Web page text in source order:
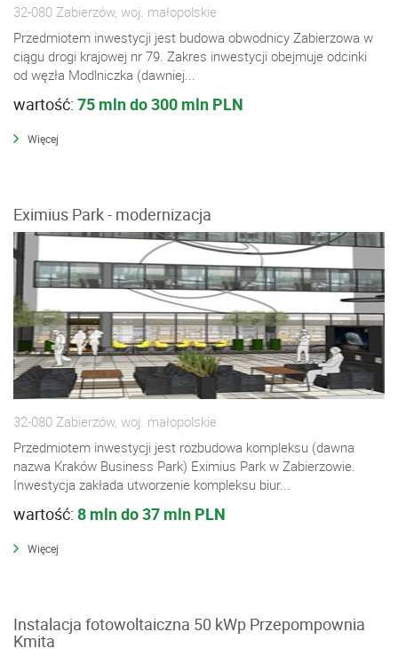
32-080 Zabierzów, woj. małopolskie
Przedmiotem inwestycji jest budowa obwodnicy Zabierzowa w
ciągu drogi krajowej nr 79. Zakres inwestycji obejmuje odcinki
od węzła Modlniczka (dawniej...
wartość: 75 mln do 300 mln PLN
Więcej
Eximius Park - modernizacja
32-080 Zabierzów, woj. małopolskie
Przedmiotem inwestycji jest rozbudowa kompleksu (dawna
nazwa Kraków Business Park) Eximius Park w Zabierzowie.
Inwestycja zakłada utworzenie kompleksu biur...
wartość: 8 mln do 37 mln PLN
Więcej
Instalacja fotowoltaiczna 50 kWp Przepompownia
Kmita